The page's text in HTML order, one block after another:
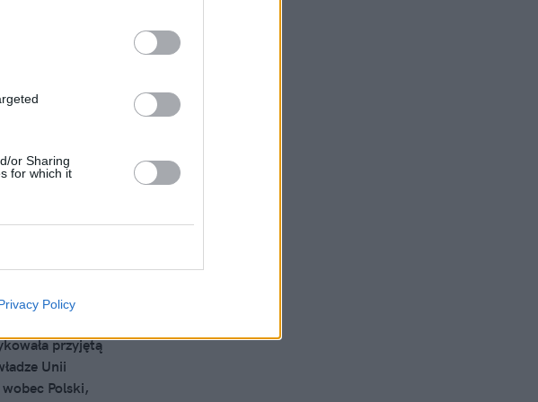
or Sharing
for which it
Policy
ustawy"
ustawy
dla
nic złego.
przyjętą
Unii
Polski,